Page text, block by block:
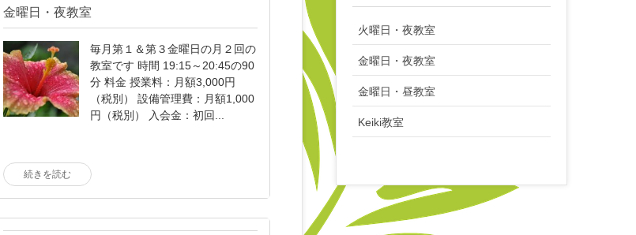
金曜日・夜教室
毎月第１＆第３金曜日の月２回の
教室です 時間 19:15～20:45の90
分 料金 授業料：月額3,000円
（税別） 設備管理費：月額1,000
円（税別） 入会金：初回...
続きを読む
火曜日・夜教室
金曜日・夜教室
金曜日・昼教室
Keiki教室